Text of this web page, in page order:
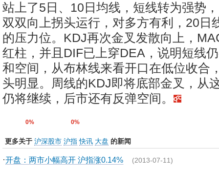
站上了5日、10日均线，短线转为强势
双双向上拐头运行，对多方有利，20日
的压力位。KDJ再次金叉发散向上，
红柱，并且DIF已上穿DEA，说明短线
和空间，从布林线来看开口在低位收合
头明显。周线的KDJ即将底部金叉，从
仍将继续，后市还有反弹空间。
0% 0%
更多关于 沪深股市 沪指 快讯 大盘 的新闻
·开盘：两市小幅高开 沪指涨0.14% (2013-07-11)